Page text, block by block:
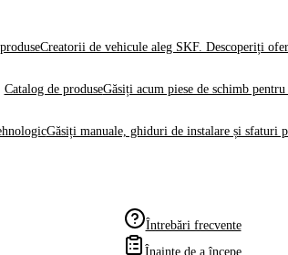
Creatorii de vehicule aleg SKF. Descoperiți
Catalog de produseGăsiți acum piese de schimb
Găsiți manuale, ghiduri de instalare și sfaturi
Întrebări frecvente
Înainte de a începe